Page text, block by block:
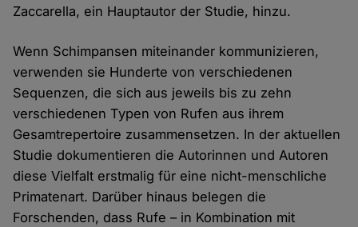
Zaccarella, ein Hauptautor der Studie, hinzu.
Wenn Schimpansen miteinander kommunizieren,
verwenden sie Hunderte von verschiedenen
Sequenzen, die sich aus jeweils bis zu zehn
verschiedenen Typen von Rufen aus ihrem
Gesamtrepertoire zusammensetzen. In der aktuellen
Studie dokumentieren die Autorinnen und Autoren
diese Vielfalt erstmalig für eine nicht-menschliche
Primatenart. Darüber hinaus belegen die
Forschenden, dass Rufe – in Kombination mit